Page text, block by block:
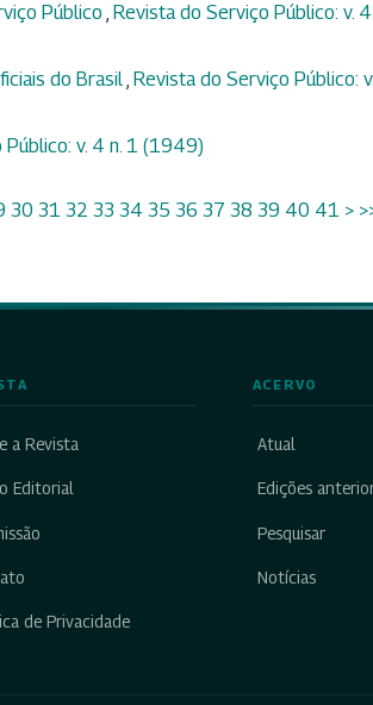
Público , Revista do Serviço Público: v. 4
do Brasil, Revista do Serviço Público:
Público: v. 4 n. 1 (1949)
30 31 32 33 34 35 36 37 38 39 40 41 >
a Revista
Editorial
de Privacidade
ACERVO
Atual
Edições
Pesquisar
Notícias